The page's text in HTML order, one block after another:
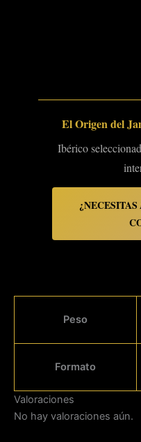
El Origen del
Ibérico
Peso
Formato
Valoraciones
No hay valoraciones aún.